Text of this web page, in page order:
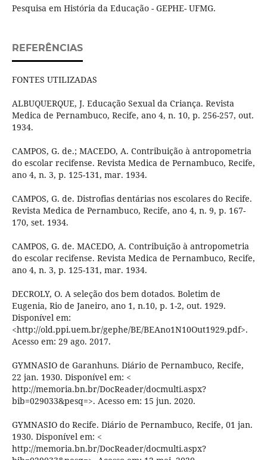
Pesquisa em História da Educação - GEPHE- UFMG.
REFERÊNCIAS
FONTES UTILIZADAS
ALBUQUERQUE, J. Educação Sexual da Criança. Revista
Medica de Pernambuco, Recife, ano 4, n. 10, p. 256-257, out.
1934.
CAMPOS, G. de.; MACEDO, A. Contribuição à antropometria
do escolar recifense. Revista Medica de Pernambuco, Recife,
ano 4, n. 3, p. 125-131, mar. 1934.
CAMPOS, G. de. Distrofias dentárias nos escolares do Recife.
Revista Medica de Pernambuco, Recife, ano 4, n. 9, p. 167-
170, set. 1934.
CAMPOS, G. de. MACEDO, A. Contribuição à antropometria
do escolar recifense. Revista Medica de Pernambuco, Recife,
ano 4, n. 3, p. 125-131, mar. 1934.
DECROLY, O. A seleção dos bem dotados. Boletim de
Eugenia, Rio de Janeiro, ano 1, n.10, p. 1-2, out. 1929.
Disponível em:
<http://old.ppi.uem.br/gephe/BE/BEAno1N10Out1929.pdf>.
Acesso em: 29 ago. 2017.
GYMNASIO de Garanhuns. Diário de Pernambuco, Recife,
22 jan. 1930. Disponível em: <
http://memoria.bn.br/DocReader/docmulti.aspx?
bib=029033&pesq=>. Acesso em: 15 jun. 2020.
GYMNASIO do Recife. Diário de Pernambuco, Recife, 01 jan.
1930. Disponível em: <
http://memoria.bn.br/DocReader/docmulti.aspx?